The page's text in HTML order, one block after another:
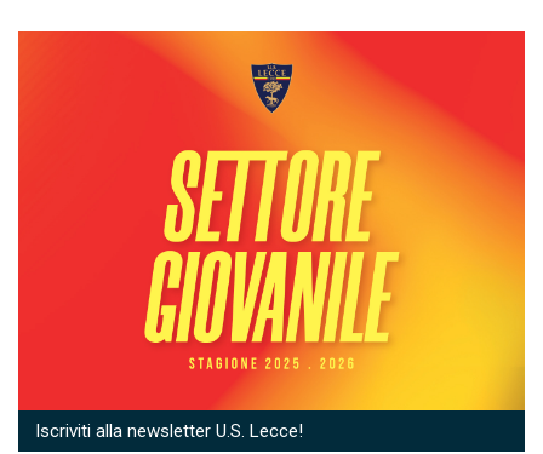
Iscriviti alla newsletter U.S. Lecce!